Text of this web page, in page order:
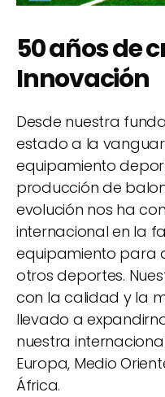
50 años de
Innovación
Desde nuestra
estado a la
equipamiento
producción de
evolución nos ha
internacional en la
equipamiento para
otros deportes.
con la calidad y la
llevado a
nuestra
Europa, Medio
África.